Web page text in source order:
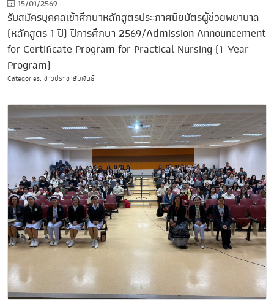
15/01/2569
รับสมัครบุคคลเข้าศึกษาหลักสูตรประกาศนียบัตรผู้ช่วยพยาบาล
(หลักสูตร 1 ปี) ปีการศึกษา 2569/Admission Announcement
for Certificate Program for Practical Nursing (1-Year
Program)
Categories: ข่าวประชาสัมพันธ์